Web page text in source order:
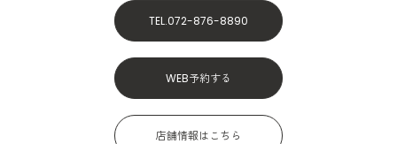
TEL.072-876-8890
WEB予約する
店舗情報はこちら